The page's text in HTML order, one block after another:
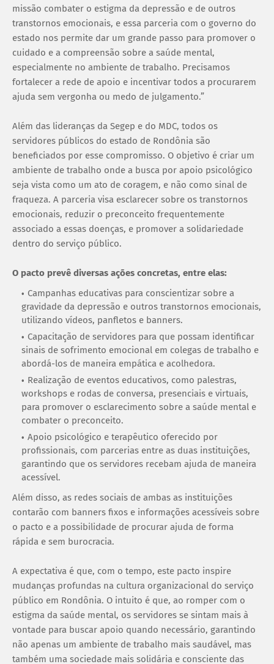
missão combater o estigma da depressão e de outros
transtornos emocionais, e essa parceria com o governo do
estado nos permite dar um grande passo para promover o
cuidado e a compreensão sobre a saúde mental,
especialmente no ambiente de trabalho. Precisamos
fortalecer a rede de apoio e incentivar todos a procurarem
ajuda sem vergonha ou medo de julgamento.”
Além das lideranças da Segep e do MDC, todos os
servidores públicos do estado de Rondônia são
beneficiados por esse compromisso. O objetivo é criar um
ambiente de trabalho onde a busca por apoio psicológico
seja vista como um ato de coragem, e não como sinal de
fraqueza. A parceria visa esclarecer sobre os transtornos
emocionais, reduzir o preconceito frequentemente
associado a essas doenças, e promover a solidariedade
dentro do serviço público.
O pacto prevê diversas ações concretas, entre elas:
Campanhas educativas para conscientizar sobre a
gravidade da depressão e outros transtornos emocionais,
utilizando vídeos, panfletos e banners.
Capacitação de servidores para que possam identificar
sinais de sofrimento emocional em colegas de trabalho e
abordá-los de maneira empática e acolhedora.
Realização de eventos educativos, como palestras,
workshops e rodas de conversa, presenciais e virtuais,
para promover o esclarecimento sobre a saúde mental e
combater o preconceito.
Apoio psicológico e terapêutico oferecido por
profissionais, com parcerias entre as duas instituições,
garantindo que os servidores recebam ajuda de maneira
acessível.
Além disso, as redes sociais de ambas as instituições
contarão com banners fixos e informações acessíveis sobre
o pacto e a possibilidade de procurar ajuda de forma
rápida e sem burocracia.
A expectativa é que, com o tempo, este pacto inspire
mudanças profundas na cultura organizacional do serviço
público em Rondônia. O intuito é que, ao romper com o
estigma da saúde mental, os servidores se sintam mais à
vontade para buscar apoio quando necessário, garantindo
não apenas um ambiente de trabalho mais saudável, mas
também uma sociedade mais solidária e consciente das